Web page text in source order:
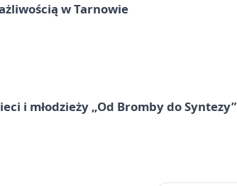
w Tarnowie
i młodzieży „Od Bromby do Syntezy”